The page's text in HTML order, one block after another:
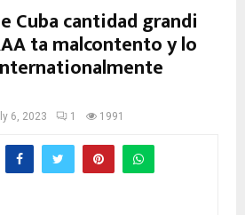
Cuba cantidad grandi
ta malcontento y lo
6, 2023 1 1991